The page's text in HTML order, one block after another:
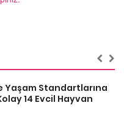
Yaşam Standartlarına
14 Evcil Hayvan